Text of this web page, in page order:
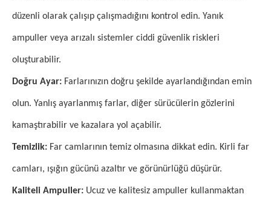
düzenli olarak çalışıp çalışmadığını kontrol edin. Yanık
ampuller veya arızalı sistemler ciddi güvenlik riskleri
oluşturabilir.
Doğru Ayar: Farlarınızın doğru şekilde ayarlandığından emin
olun. Yanlış ayarlanmış farlar, diğer sürücülerin gözlerini
kamaştırabilir ve kazalara yol açabilir.
Temizlik: Far camlarının temiz olmasına dikkat edin. Kirli far
camları, ışığın gücünü azaltır ve görünürlüğü düşürür.
Kaliteli Ampuller: Ucuz ve kalitesiz ampuller kullanmaktan